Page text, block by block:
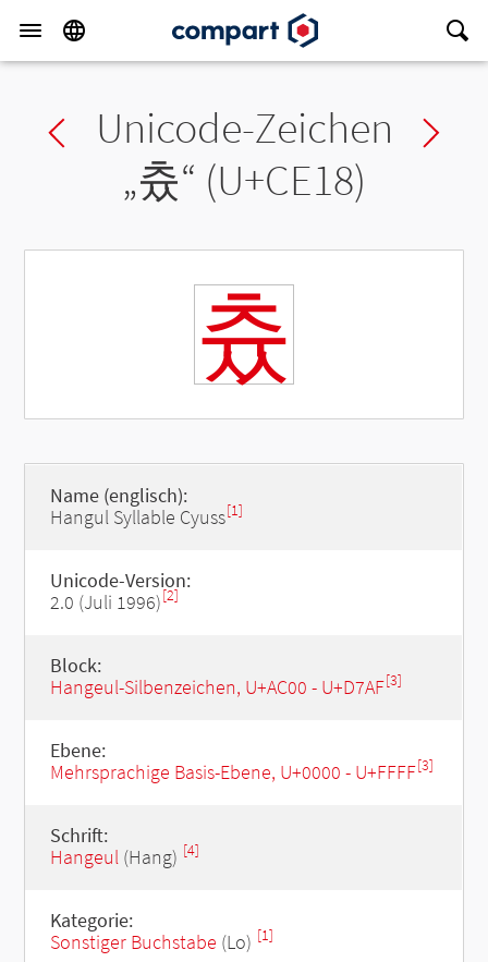
Previous char
Unicode-Zeichen
„츘“ (U+CE18)
츘
Name (englisch):
Hangul Syllable Cyuss[1]
Unicode-Version:
2.0 (Juli 1996)[2]
Block:
Hangeul-Silbenzeichen, U+AC00 - U+D7AF[3]
Ebene:
Mehrsprachige Basis-Ebene, U+0000 - U+FFFF[3]
Schrift:
Hangeul(Hang) [4]
Kategorie:
Sonstiger Buchstabe (Lo) [1]